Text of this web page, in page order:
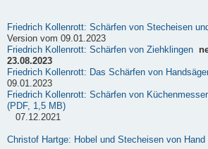
Friedrich Kollenrott: Schärfen von Stecheisen
Version vom 09.01.2023
Friedrich Kollenrott: Schärfen von Ziehklingen
23.08.2023
Friedrich Kollenrott: Das Schärfen von
09.01.2023
Friedrich Kollenrott: Schärfen von
(PDF, 1,5 MB)
07.12.2021
Christof Hartge: Hobel und Stecheisen von Hand